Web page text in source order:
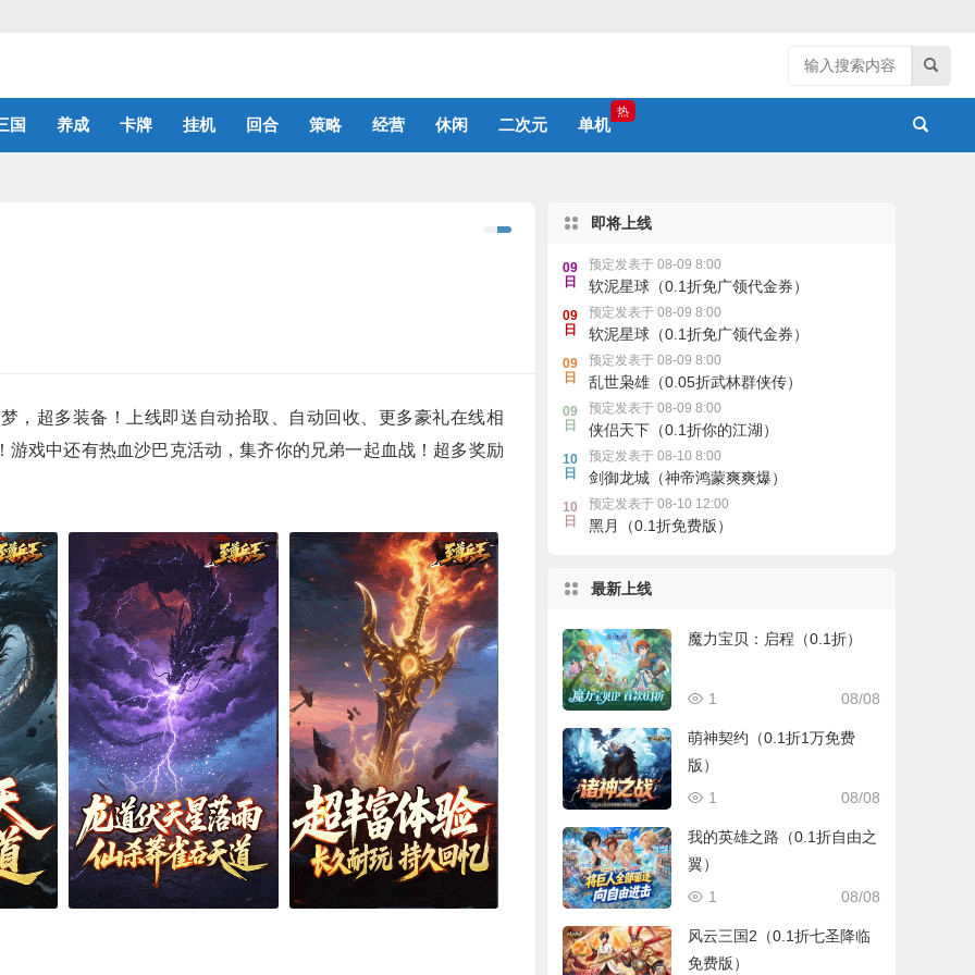
国 养成 卡牌 挂机 回合 策略 经营 休闲 二次元 单机
热
，超多装备！上线即送自动拾取、自动回收、更多豪礼在线相
戏中还有热血沙巴克活动，集齐你的兄弟一起血战！超多奖励
即将上线
09
日
预定发表于 08-09 8:00
软泥星球（0.1折免广领代金券）
09
日
预定发表于 08-09 8:00
软泥星球（0.1折免广领代金券）
09
日
预定发表于 08-09 8:00
乱世枭雄（0.05折武林群侠传）
09
日
预定发表于 08-09 8:00
侠侣天下（0.1折你的江湖）
10
日
预定发表于 08-10 8:00
剑御龙城（神帝鸿蒙爽爽爆）
10
日
预定发表于 08-10 12:00
黑月（0.1折免费版）
最新上线
魔力宝贝：启程（0.1折）
08/08
1
萌神契约（0.1折1万免费
版）
08/08
1
我的英雄之路（0.1折自由之
翼）
08/08
1
风云三国2（0.1折七圣降临
免费版）